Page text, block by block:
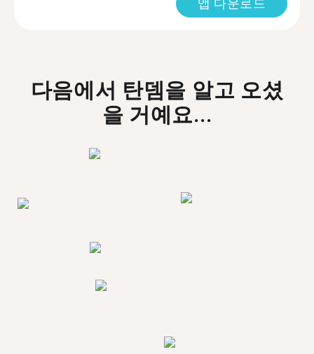
앱 다운로드
다음에서 탄뎀을 알고 오셨
을 거예요...